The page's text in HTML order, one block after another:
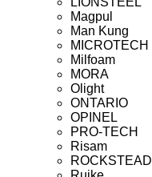
Magpul
Man Kung
MICROTECH
Milfoam
MORA
Olight
ONTARIO
OPINEL
PRO-TECH
Risam
ROCKSTEAD